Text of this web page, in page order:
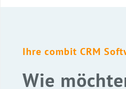
Ihre combit CRM
Wie